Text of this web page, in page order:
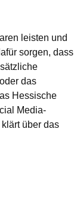
leisten und
sorgen, dass
das
Hessische
Media-
über das